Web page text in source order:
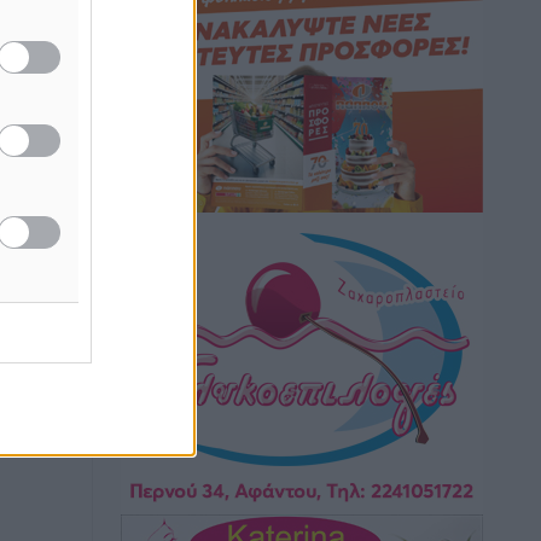
Τοπικές Ειδήσεις πριν 8 ώρες
Iατρικός Σύλλογος Ροδου προς Α.
Γεωργιάδη: Στρατηγικές Προτάσεις για
την Ενίσχυση της Δημόσιας Υγείας στη
Νησιωτική Ελλάδα και στα
Νοσοκομεία της Γ΄ Ζώνης
πριν 8 ώρες
Πάνθηρες: Ξεκίνησαν αισιόδοξοι για
την παρθενική “πτήση” τους
Αθλητικά• πριν 8 ώρες
Άρης Αρχαγγέλου: Στο πλευρό του
άτυχου Ιάκωβου Θωμά
Αθλητικά πριν 8 ώρες